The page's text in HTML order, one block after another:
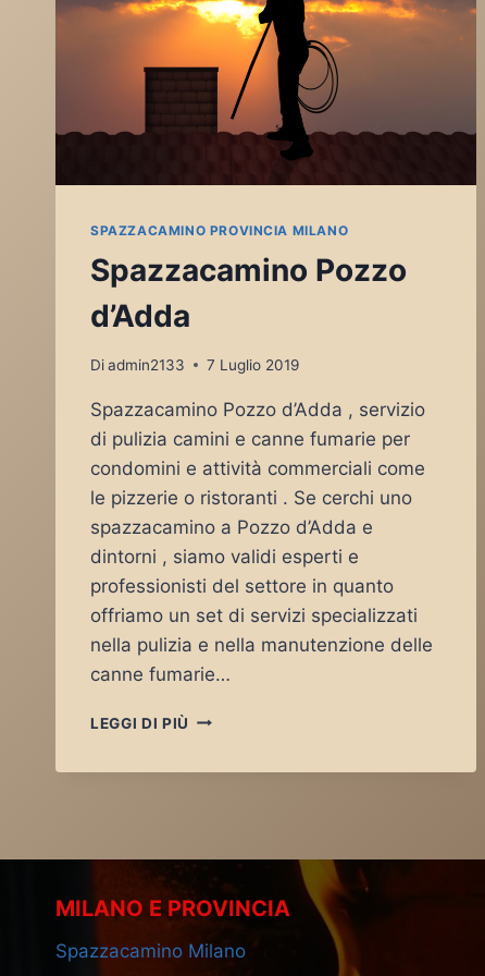
SPAZZACAMINO PROVINCIA MILANO
Spazzacamino Pozzo
d’Adda
Diadmin2133 7 Luglio 2019
Spazzacamino Pozzo d’Adda , servizio
di pulizia camini e canne fumarie per
condomini e attività commerciali come
le pizzerie o ristoranti . Se cerchi uno
spazzacamino a Pozzo d’Adda e
dintorni , siamo validi esperti e
professionisti del settore in quanto
offriamo un set di servizi specializzati
nella pulizia e nella manutenzione delle
canne fumarie…
LEGGI DI PIÙ SPAZZACAMINO
MILANO E PROVINCIA
Spazzacamino Milano